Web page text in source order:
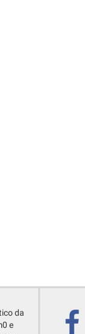
da
e